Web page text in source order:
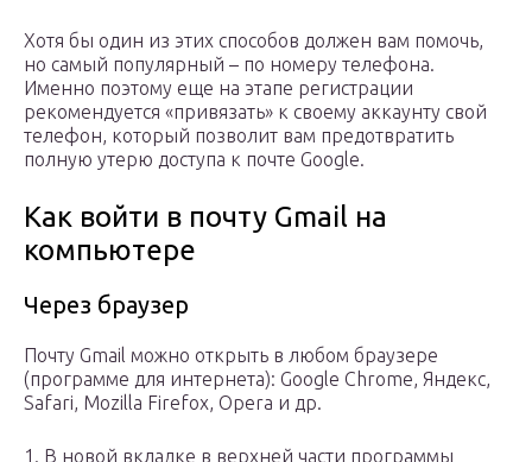
Хотя бы один из этих способов должен вам помочь,
но самый популярный – по номеру телефона.
Именно поэтому еще на этапе регистрации
рекомендуется «привязать» к своему аккаунту свой
телефон, который позволит вам предотвратить
полную утерю доступа к почте Google.
Как войти в почту Gmail на
компьютере
Через браузер
Почту Gmail можно открыть в любом браузере
(программе для интернета): Google Chrome, Яндекс,
Safari, Mozilla Firefox, Opera и др.
1. В новой вкладке в верхней части программы